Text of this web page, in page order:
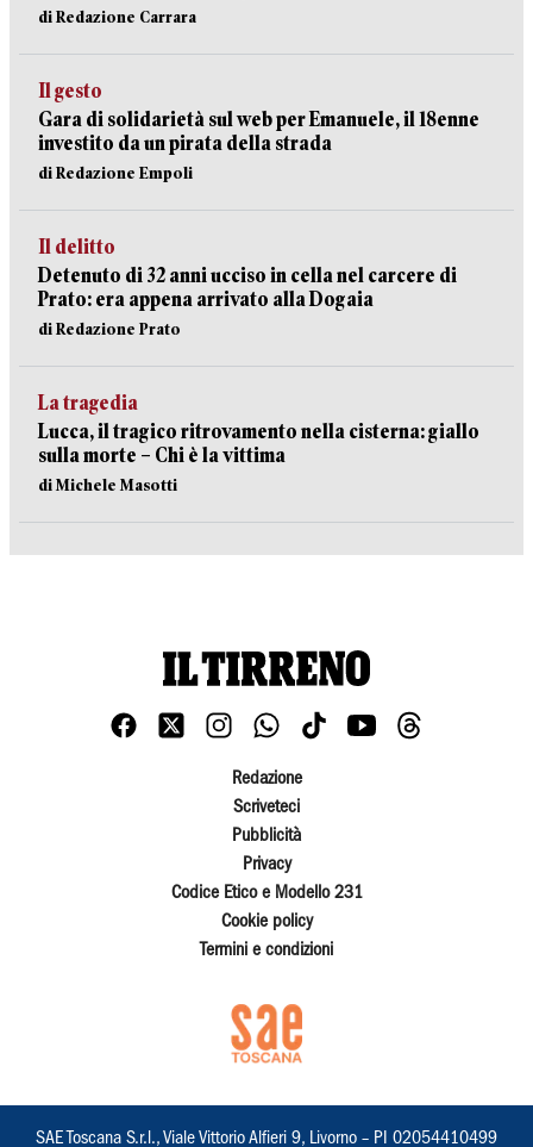
di Redazione Carrara
Il gesto
Gara di solidarietà sul web per Emanuele, il 18enne
investito da un pirata della strada
di Redazione Empoli
Il delitto
Detenuto di 32 anni ucciso in cella nel carcere di
Prato: era appena arrivato alla Dogaia
di Redazione Prato
La tragedia
Lucca, il tragico ritrovamento nella cisterna: giallo
sulla morte – Chi è la vittima
di Michele Masotti
Redazione
Scriveteci
Pubblicità
Privacy
Codice Etico e Modello 231
Cookie policy
Termini e condizioni
SAE Toscana S.r.l., Viale Vittorio Alfieri 9, Livorno – PI 02054410499